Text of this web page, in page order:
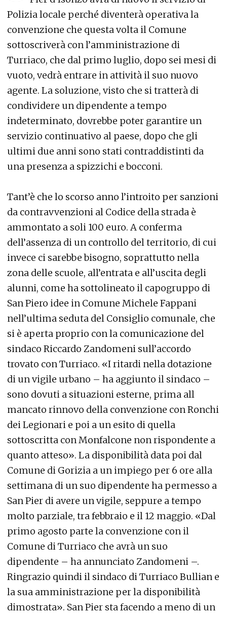
Polizia locale perché diventerà operativa la
convenzione che questa volta il Comune
sottoscriverà con l’amministrazione di
Turriaco, che dal primo luglio, dopo sei mesi di
vuoto, vedrà entrare in attività il suo nuovo
agente. La soluzione, visto che si tratterà di
condividere un dipendente a tempo
indeterminato, dovrebbe poter garantire un
servizio continuativo al paese, dopo che gli
ultimi due anni sono stati contraddistinti da
una presenza a spizzichi e bocconi.
Tant’è che lo scorso anno l’introito per sanzioni
da contravvenzioni al Codice della strada è
ammontato a soli 100 euro. A conferma
dell’assenza di un controllo del territorio, di cui
invece ci sarebbe bisogno, soprattutto nella
zona delle scuole, all’entrata e all’uscita degli
alunni, come ha sottolineato il capogruppo di
San Piero idee in Comune Michele Fappani
nell’ultima seduta del Consiglio comunale, che
si è aperta proprio con la comunicazione del
sindaco Riccardo Zandomeni sull’accordo
trovato con Turriaco. «I ritardi nella dotazione
di un vigile urbano – ha aggiunto il sindaco –
sono dovuti a situazioni esterne, prima all
mancato rinnovo della convenzione con Ronchi
dei Legionari e poi a un esito di quella
sottoscritta con Monfalcone non rispondente a
quanto atteso». La disponibilità data poi dal
Comune di Gorizia a un impiego per 6 ore alla
settimana di un suo dipendente ha permesso a
San Pier di avere un vigile, seppure a tempo
molto parziale, tra febbraio e il 12 maggio. «Dal
primo agosto parte la convenzione con il
Comune di Turriaco che avrà un suo
dipendente – ha annunciato Zandomeni –.
Ringrazio quindi il sindaco di Turriaco Bullian e
la sua amministrazione per la disponibilità
dimostrata». San Pier sta facendo a meno di un